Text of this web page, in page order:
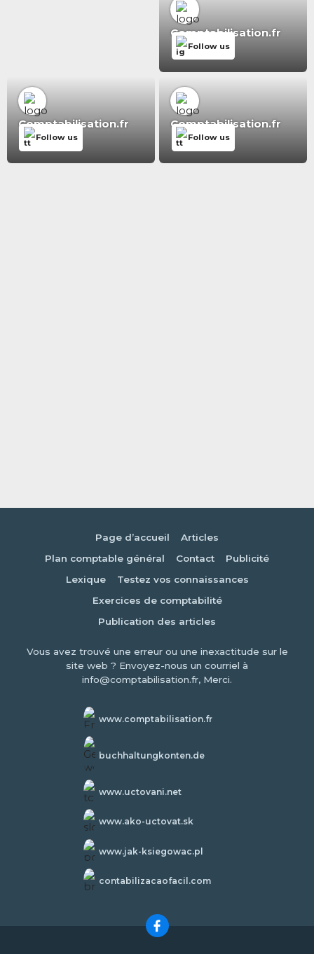
Comptabilisation.fr
Follow us
Comptabilisation.fr
Follow us
Comptabilisation.fr
Follow us
Page d’accueil
Articles
Plan comptable général
Contact
Publicité
Lexique
Testez vos connaissances
Exercices de comptabilité
Publication des articles
Vous avez trouvé une erreur ou une inexactitude sur le
site web ? Envoyez-nous un courriel à
info@comptabilisation.fr, Merci.
www.comptabilisation.fr
buchhaltungkonten.de
www.uctovani.net
www.ako-uctovat.sk
www.jak-ksiegowac.pl
contabilizacaofacil.com